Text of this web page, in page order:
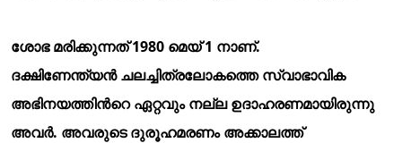
ശോഭ മരിക്കുന്നത് 1980 മെയ് 1 നാണ്.
ദക്ഷിണേന്ത്യന്ചലച്ചിത്രലോകത്തെ സ്വാഭാവിക
അഭിനയത്തിന്റെ ഏറ്റവും നല്ല ഉദാഹരണമായിരുന്നു
അവര്. അവരുടെ ദുരൂഹമരണം അക്കാലത്ത്